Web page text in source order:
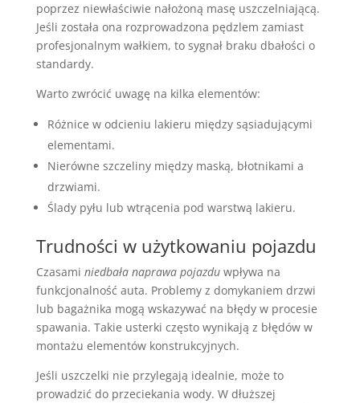
poprzez niewłaściwie nałożoną masę uszczelniającą.
Jeśli została ona rozprowadzona pędzlem zamiast
profesjonalnym wałkiem, to sygnał braku dbałości o
standardy.
Warto zwrócić uwagę na kilka elementów:
Różnice w odcieniu lakieru między sąsiadującymi
elementami.
Nierówne szczeliny między maską, błotnikami a
drzwiami.
Ślady pyłu lub wtrącenia pod warstwą lakieru.
Trudności w użytkowaniu pojazdu
Czasami niedbała naprawa pojazduwpływa na
funkcjonalność auta. Problemy z domykaniem drzwi
lub bagażnika mogą wskazywać na błędy w procesie
spawania. Takie usterki często wynikają z błędów w
montażu elementów konstrukcyjnych.
Jeśli uszczelki nie przylegają idealnie, może to
prowadzić do przeciekania wody. W dłuższej